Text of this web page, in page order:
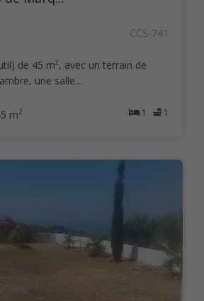
CCS-741
de 45 m², avec un terrain de
une salle...
1 1
m2